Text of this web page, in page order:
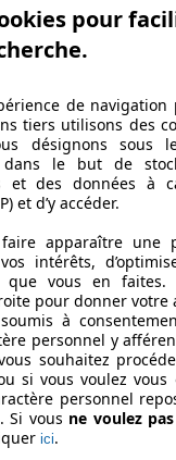
pour
de navigation
tiers utilisons des
désignons sous
le but de
et des données à
et d’y accéder.
apparaître une
intérêts,
que vous en faites.
pour donner votre
à
personnel y
souhaitez
si vous voulez vous
personnel
Si vous ne voulez
ici.